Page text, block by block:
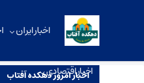
اخبار ایران
اخبار اقتصادی
اخبار امروز دهکده آفتاب
اولین مدال ژیمناستیک زنان ایران پس